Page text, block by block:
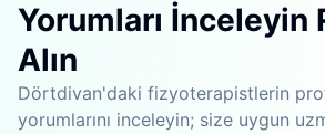
Yorumları İnceleyin
Alın
Dörtdivan'daki fizyoterapistlerin
yorumlarını inceleyin; size uygun